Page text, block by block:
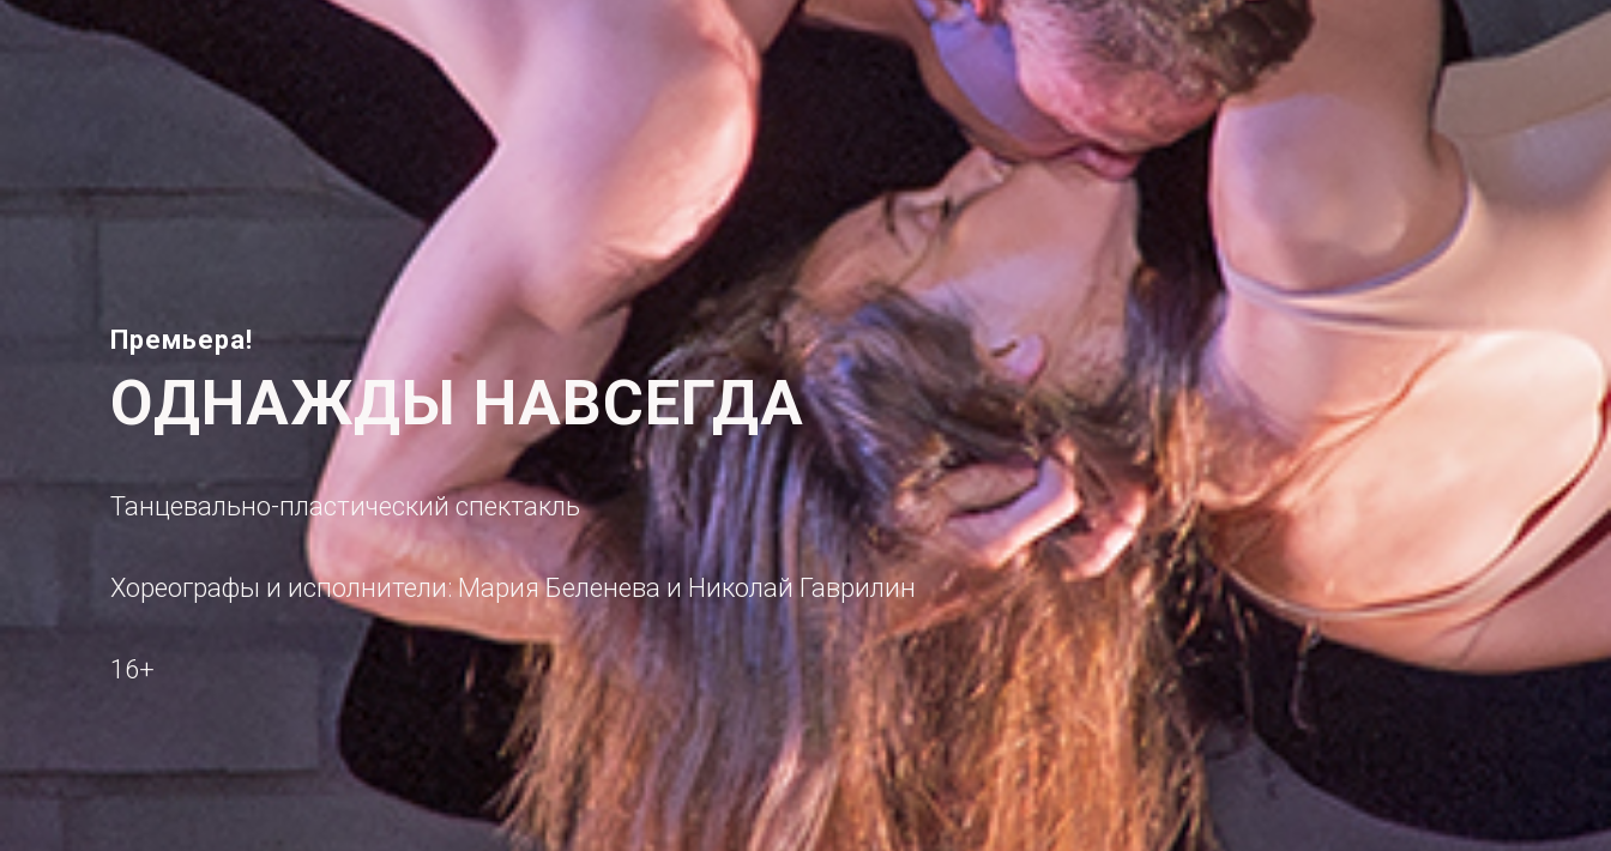
Премьера!
ОДНАЖДЫ НАВСЕГДА
Танцевально-пластический спектакль
Хореографы и исполнители: Мария Беленева и Николай Гаврилин
16+